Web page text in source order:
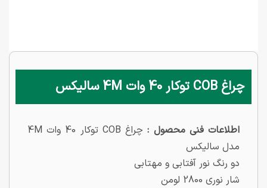
چراغ COB توکار 40 وات 4M سالیکس
اطلاعات فنی محصول :
چراغ COB توکار 40 وات 4M
مدل سالیکس
دو رنگ نور آفتابی و مهتابی
شار نوری 2800 لومن